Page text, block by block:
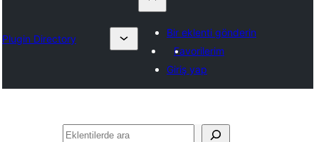
Plugin Directory
Bir eklenti gönderin
Favorilerim
Giriş yap
Ara